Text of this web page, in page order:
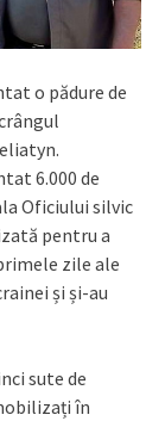
o pădure de
6.000 de
Oficiului silvic
pentru a
zile ale
și și-au
sute de
în